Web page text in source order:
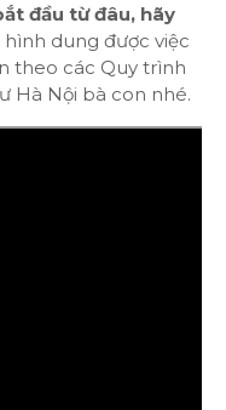
đầu từ đâu, hãy
hình dung được việc
theo các Quy trình
Hà Nội bà con nhé.